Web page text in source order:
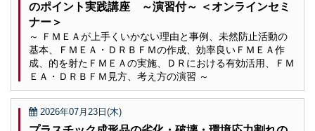
のポイント実践講座 ～演習付～ ＜オンラインセミ
ナー＞
～ ＦＭＥＡが上手くいかない理由と事例、未然防止活動の
基本、ＦＭＥＡ・ＤＲＢＦＭの作成、効率良いＦＭＥＡ作
成、的を射たＦＭＥＡの実施、ＤＲにおける有効活用、ＦＭ
ＥＡ・ＤＲＢＦＭ見方、考え方の演習 ～
2026年07月23日(木)